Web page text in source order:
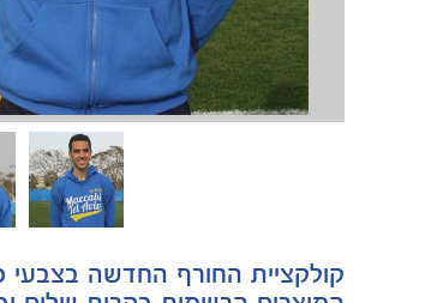
קולקציית החורף החדשה בצבעי